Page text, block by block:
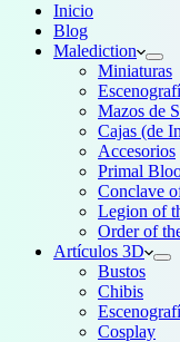
Inicio
Blog
Malediction
Miniaturas
Mazos de
Cajas (de
Accesorios
Primal
Conclave
Legion of
Order of
Artículos 3D
Bustos
Chibis
Cosplay